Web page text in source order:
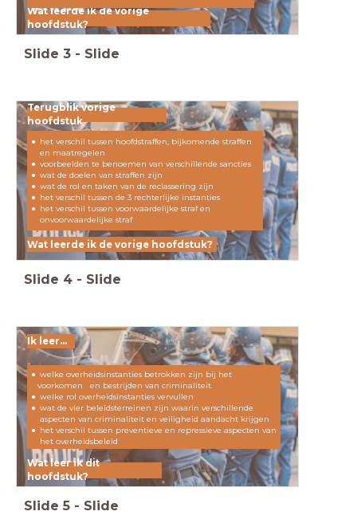
Wat leerde ik de vorige
hoofdstuk?
Slide 3 - Slide
Wat leerde ik de vorige hoofdstuk?
het verschil tussen hoofdstraffen, bijkomende straffen
en maatregelen
voorbeelden te benoemen van verschillende sancties
wat de doelen van straffen zijn
wat de rol en taken van de reclassering zijn
het verschil tussen de 3 rechterlijke instanties
het verschil tussen voorwaardelijke straf en
onvoorwaardelijke straf
Terugblik vorige
hoofdstuk
Slide 4 - Slide
Wat leer ik dit
hoofdstuk?
welke overheidsinstanties betrokken zijn bij het
voorkomen en bestrijden van criminaliteit
welke rol overheidsinstanties vervullen
wat de vier beleidsterreinen zijn waarin verschillende
aspecten van criminaliteit en veiligheid aandacht krijgen
het verschil tussen preventieve en repressieve aspecten van
het overheidsbeleid
Ik leer...
Slide 5 - Slide